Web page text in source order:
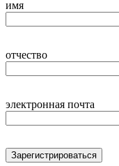
имя
отчество
электронная почта
Зарегистрироваться